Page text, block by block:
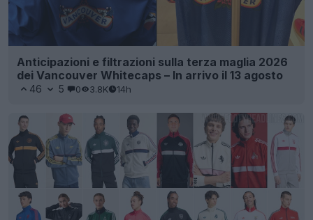
Anticipazioni e filtrazioni sulla terza maglia 2026
dei Vancouver Whitecaps – In arrivo il 13 agosto
46 5 0 3.8K 14h